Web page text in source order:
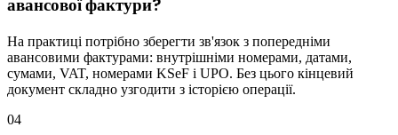
На практиці потрібно зберегти зв'язок з попередніми
авансовими фактурами: внутрішніми номерами, датами,
сумами, VAT, номерами KSeF і UPO. Без цього кінцевий
документ складно узгодити з історією операції.
04